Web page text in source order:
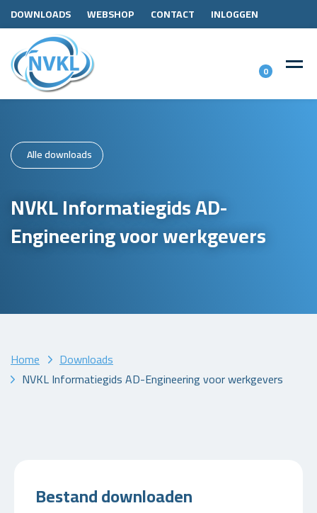
DOWNLOADS WEBSHOP CONTACT INLOGGEN
0
Alle downloads
NVKL Informatiegids AD-
Engineering voor werkgevers
Home
Downloads
NVKL Informatiegids AD-Engineering voor werkgevers
Bestand downloaden